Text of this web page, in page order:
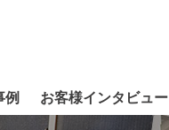
例 お客様インタビュー